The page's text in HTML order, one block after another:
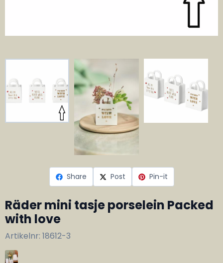
Share Post Pin-it
Räder mini tasje porselein Packed
with love
Artikelnr: 18612-3